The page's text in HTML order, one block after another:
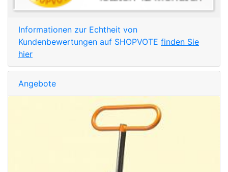
Informationen zur Echtheit von
Kundenbewertungen auf SHOPVOTE finden Sie
hier
Angebote